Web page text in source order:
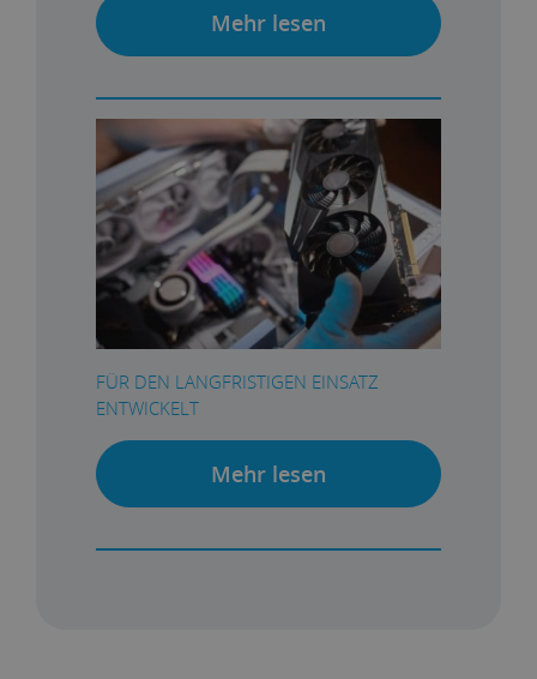
Mehr lesen
FÜR DEN LANGFRISTIGEN EINSATZ
ENTWICKELT
Mehr lesen